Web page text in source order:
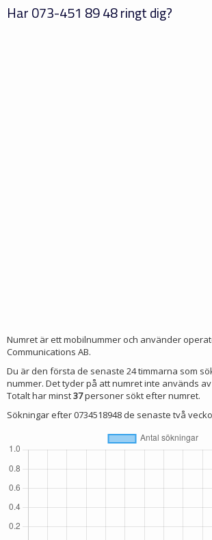
Har073-451 89 48ringt dig?
Numret är ett mobilnummer och använder
Communications AB.
Du är den första de senaste 24 timmarna som
nummer. Det tyder på att numret inte används
Totalt har minst37personer sökt efter numret.
Sökningar efter 0734518948 de senaste två